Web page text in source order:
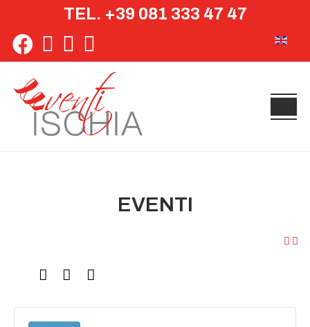
TEL. +39 081 333 47 47
EVENTI